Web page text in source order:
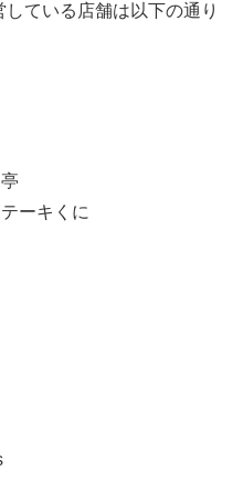
ている店舗は以下の通り
ーキくに